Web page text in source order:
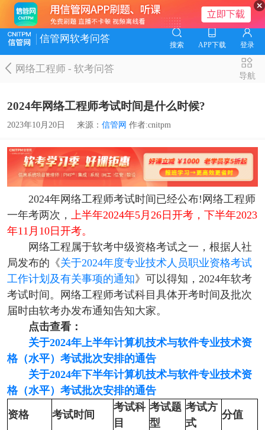
信管网软考问答
搜索 APP下载 登录
网络工程师-软考问答
导航
2024年网络工程师考试时间是什么时候?
2023年10月20日 来源： 信管网 作者:cnitpm
2024年网络工程师考试时间已经公布!网络工程师
一年考两次， 上半年2024年5月26日开考，下半年2023
年11月10日开考。
网络工程属于软考中级资格考试之一，根据人社
局发布的《关于2024年度专业技术人员职业资格考试
工作计划及有关事项的通知》可以得知，2024年软考
考试时间。
网络工程师考试科目具体开考时间及批次
届时由软考办发布通知告知大家。
点击查看：
关于2024年上半年计算机技术与软件专业技术资
格（水平）考试批次安排的通告
关于2024年下半年计算机技术与软件专业技术资
格（水平）考试批次安排的通告
资格 考试时间
考试科
目
考试题
型
考试方
式
分值